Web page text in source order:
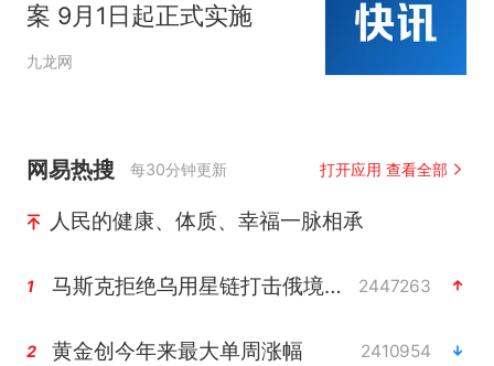
案 9月1日起正式实施
九龙网
网易热搜 每30分钟更新 打开应用 查看全部
人民的健康、体质、幸福一脉相承
1 马斯克拒绝乌用星链打击俄境内目标 2447263
2 黄金创今年来最大单周涨幅 2410954